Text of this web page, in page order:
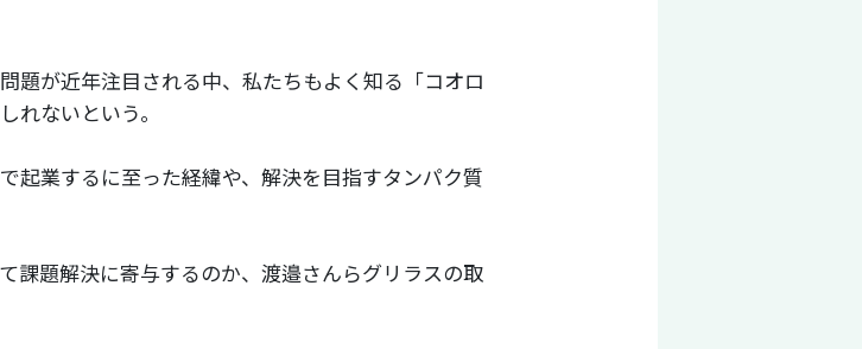
題が近年注目される中、私たちもよく知る「コオロ
れないという。
起業するに至った経緯や、解決を目指すタンパク質
課題解決に寄与するのか、渡邉さんらグリラスの取